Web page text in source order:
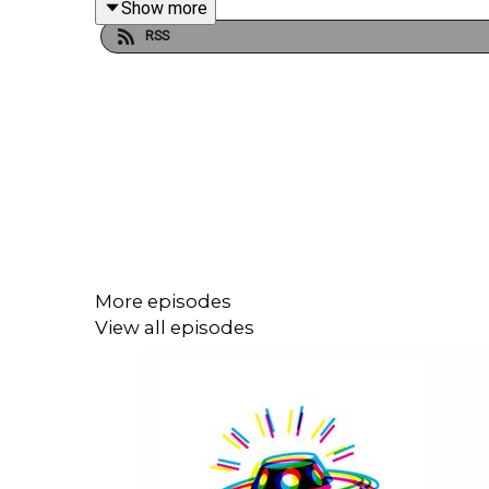
Hier findest du alle Infos und Rabatte unserer
Show more
RSS
More episodes
View all episodes